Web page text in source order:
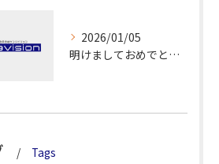
2026/01/05
明けましておめでとうございます！
Tags